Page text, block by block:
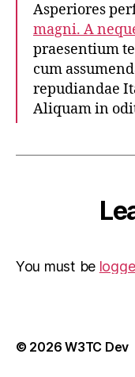
Asperiores
magni. A
praesentium
cum
repudiandae
Aliquam in
You must be
© 2026W3TC Dev